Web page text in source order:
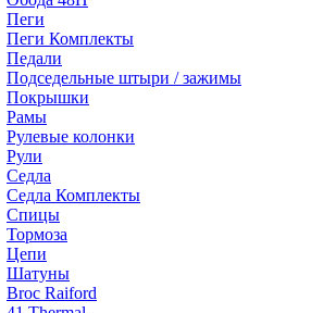
Пеги
Пеги Комплекты
Педали
Подседельные штыри / зажимы
Покрышки
Рамы
Рулевые колонки
Рули
Седла
Седла Комплекты
Спицы
Тормоза
Цепи
Шатуны
Broc Raiford